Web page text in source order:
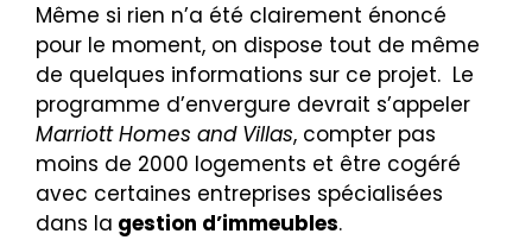
Même si rien n’a été clairement énoncé
pour le moment, on dispose tout de même
de quelques informations sur ce projet. Le
programme d’envergure devrait s’appeler
Marriott Homes and Villas, compter pas
moins de 2000 logements et être cogéré
avec certaines entreprises spécialisées
dans la gestion d’immeubles.